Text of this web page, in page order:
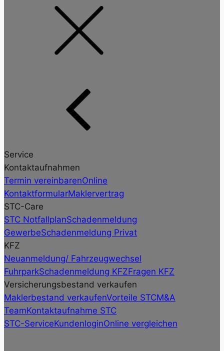
Service
Kontaktaufnahmen
Termin vereinbarenOnline
KontaktformularMaklervertrag
STC-Care
STC NotfallplanSchadenmeldung
GewerbeSchadenmeldung Privat
KFZ
Neuanmeldung/ Fahrzeugwechsel
FuhrparkSchadenmeldung KFZFragen KFZ
Versicherungsbestand verkaufen
Maklerbestand verkaufenVorteile STCM&A
TeamKontaktaufnahme STC
STC-ServiceKundenloginOnline vergleichen